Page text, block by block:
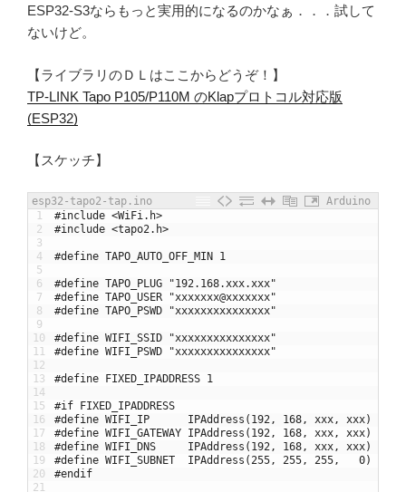
ESP32-S3ならもっと実用的になるのかなぁ．．．試して
ないけど。
【ライブラリのＤＬはここからどうぞ！】
TP-LINK Tapo P105/P110M のKlapプロトコル対応版
(ESP32)
【スケッチ】
esp32-tapo2-tap.ino
Arduino
1
2
3
4
5
6
7
8
9
10
11
12
13
14
15
16
17
18
19
20
21
#include <WiFi.h>
#include <tapo2.h>
#define TAPO_AUTO_OFF_MIN 1
#define TAPO_PLUG "192.168.xxx.xxx"
#define TAPO_USER "xxxxxxx@xxxxxxx"
#define TAPO_PSWD "xxxxxxxxxxxxxxx"
#define WIFI_SSID "xxxxxxxxxxxxxxx"
#define WIFI_PSWD "xxxxxxxxxxxxxxx"
#define FIXED_IPADDRESS 1
#if FIXED_IPADDRESS
#define WIFI_IP      IPAddress(192, 168, xxx, xxx)
#define WIFI_GATEWAY IPAddress(192, 168, xxx, xxx)
#define WIFI_DNS     IPAddress(192, 168, xxx, xxx)
#define WIFI_SUBNET  IPAddress(255, 255, 255,   0)
#endif